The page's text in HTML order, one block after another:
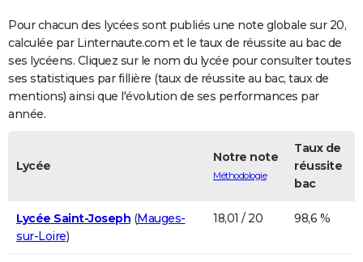
S'inscrire
Se connecter
Lycées
Collèges
Primaires
Universités
Entreprises
Service militaire
Avis de recherche
AVIS DE DÉCÈS
FORUM
Bricolage
Lifestyle
Culture
Sport
Auto
Television
Voyage
Cinema
Pour chacun des lycées sont publiés une note globale sur 20,
calculée par Linternaute.com et le taux de réussite au bac de
ses lycéens. Cliquez sur le nom du lycée pour consulter toutes
ses statistiques par fillière (taux de réussite au bac, taux de
mentions) ainsi que l'évolution de ses performances par
année.
Lycée
Notre note
Méthodologie
Taux de
réussite
bac
Lycée Saint-Joseph (Mauges-
sur-Loire)
18,01 / 20 98,6 %